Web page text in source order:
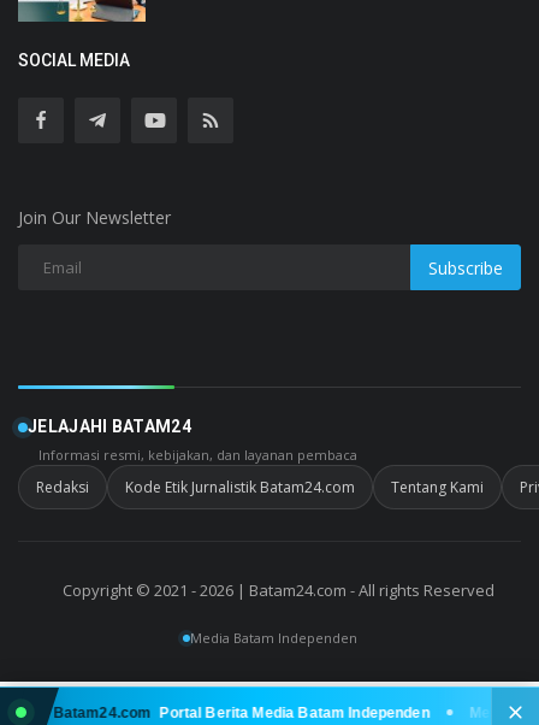
SOCIAL MEDIA
Join Our Newsletter
Subscribe
JELAJAHI BATAM24
Informasi resmi, kebijakan, dan layanan pembaca
Redaksi Kode Etik Jurnalistik Batam24.com Tentang Kami
Copyright © 2021 - 2026 | Batam24.com - All rights Reserved
Media Batam Independen
di Batam24.com Portal Berita Media Batam Independen